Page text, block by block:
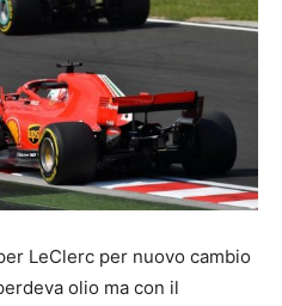
LeClerc per nuovo cambio
olio ma con il